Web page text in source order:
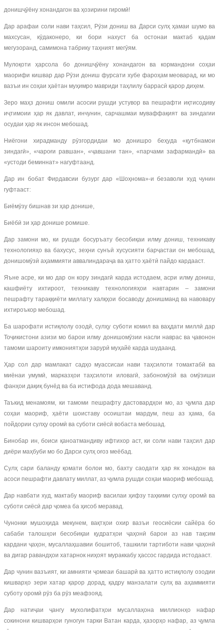
донишҷӯёну хонандагон ва ҳозирини гиромӣ!
Дар арафаи соли нави таҳсил, Рӯзи дониш ва Дарси сулҳ ҳамаи шумо ва
махсусан, кӯдаконеро, ки бори нахуст ба остонаи мактаб қадам
мегузоранд, самимона табрику таҳният мегӯям.
Мулоқоти ҳарсола бо донишҷӯёну хонандагон ва кормандони соҳаи
маорифи кишвар дар Рӯзи дониш фурсати хубе фароҳам меоварад, ки мо
вазъи ин соҳаи ҳаётан муҳимро мавриди таҳлилу баррасӣ қарор диҳем.
Зеро маҳз дониш омили асосии рушди устувор ва пешрафти иқтисодиву
иҷтимоии ҳар як давлат, инчунин, сарчашмаи муваффақият ва зиндагии
осудаи ҳар як инсон мебошад.
Ниёгони хирадманду рӯзгордидаи мо донишро беҳуда «қутбнамои
зиндагӣ», «чароғи равшан», «ҷавшани тан», «парчами зафармандӣ» ва
«устоди беминнат» нагуфтаанд.
Дар ин бобат Фирдавсии бузург дар «Шоҳнома»-и безаволи худ чунин
гуфтааст:
Биёмӯзу бишнав зи ҳар донише,
Биёбӣ зи ҳар донише ромише.
Дар замони мо, ки рушди босуръату бесобиқаи илму дониш, техникаву
технологияҳо ва бахусус, зеҳни сунъӣ хусусияти барҷастаи он мебошад,
донишомӯзӣ аҳаммияти аввалиндараҷа ва ҳатто ҳаётӣ пайдо кардааст.
Яъне асре, ки мо дар он кору зиндагӣ карда истодаем, асри илму дониш,
кашфиёту ихтироот, техникаву технологияҳои навтарин – замони
пешрафту тараққиёти миллату халқҳои босаводу донишманд ва навовару
ихтироъкор мебошад.
Ба шарофати истиқлолу озодӣ, сулҳу суботи комил ва ваҳдати миллӣ дар
Тоҷикистони азизи мо барои илму донишомӯзии насли наврас ва ҷавонон
тамоми шароиту имкониятҳои зарурӣ муҳайё карда шудаанд.
Ҳар сол дар мамлакат садҳо муассисаи нави таҳсилоти томактабӣ ва
миёнаи умумӣ, марказҳои таҳсилоти иловагӣ, забономӯзӣ ва омӯзиши
фанҳои дақиқ бунёд ва ба истифода дода мешаванд.
Таъкид менамоям, ки тамоми пешрафту дастовардҳои мо, аз ҷумла дар
соҳаи маориф, ҳаёти шоиставу осоиштаи мардум, пеш аз ҳама, ба
пойдории сулҳу оромӣ ва суботи сиёсӣ вобаста мебошад.
Бинобар ин, боиси қаноатмандиву ифтихор аст, ки соли нави таҳсил дар
диёри маҳбуби мо бо Дарси сулҳ оғоз меёбад.
Сулҳ сари баланду қомати болои мо, бахту саодати ҳар як хонадон ва
асоси пешрафти давлату миллат, аз ҷумла рушди соҳаи маориф мебошад.
Дар навбати худ, мактабу маориф василаи ҳифзу таҳкими сулҳу оромӣ ва
суботи сиёсӣ дар ҷомеа ба ҳисоб меравад.
Чунонки мушоҳида мекунем, вақтҳои охир вазъи геосиёсии сайёра бо
сабаби талошҳои бесобиқаи қудратҳои ҷаҳонӣ барои аз нав тақсим
кардани ҷаҳон, мусаллаҳшавии бошитоб, ташкили тартиботи нави ҷаҳонӣ
ва дигар равандҳои хатарнок ниҳоят мураккабу ҳассос гардида истодааст.
Дар чунин вазъият, ки амнияти ҷомеаи башарӣ ва ҳатто истиқлолу озодии
кишварҳо зери хатар қарор дорад, қадру манзалати сулҳ ва аҳаммияти
суботу оромӣ рӯз ба рӯз меафзояд.
Дар натиҷаи ҷангу мухолифатҳои мусаллаҳона миллионҳо нафар
сокинони кишварҳои гуногун тарки Ватан карда, ҳазорҳо нафар, аз ҷумла